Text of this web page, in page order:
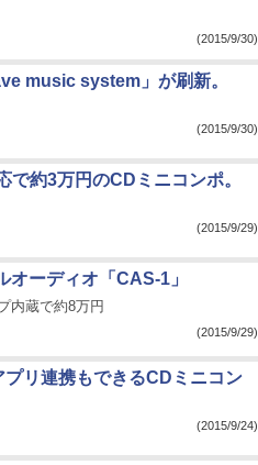
(2015/9/30)
music system」が刷新。
(2015/9/30)
約3万円のCDミニコンポ。
(2015/9/29)
オーディオ「CAS-1」
内蔵で約8万円
(2015/9/29)
リ連携もできるCDミニコン
(2015/9/24)